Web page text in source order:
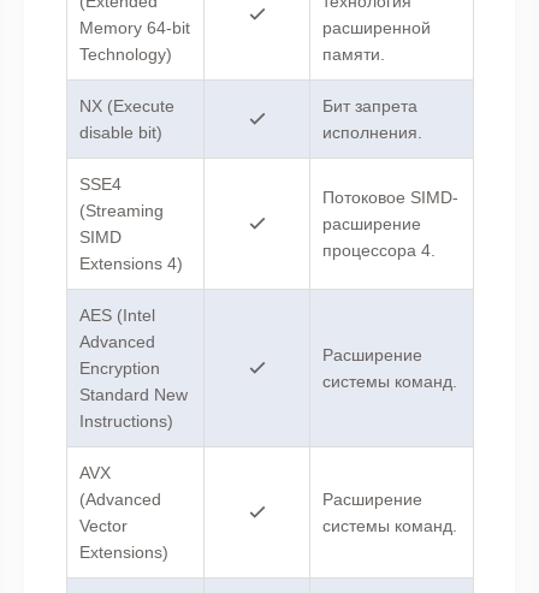
Memory 64-bit
Technology)
расширенной
памяти.
NX (Execute
disable bit)
Бит запрета
исполнения.
SSE4
(Streaming
SIMD
Extensions 4)
Потоковое SIMD-
расширение
процессора 4.
AES (Intel
Advanced
Encryption
Standard New
Instructions)
Расширение
системы команд.
AVX
(Advanced
Vector
Extensions)
Расширение
системы команд.